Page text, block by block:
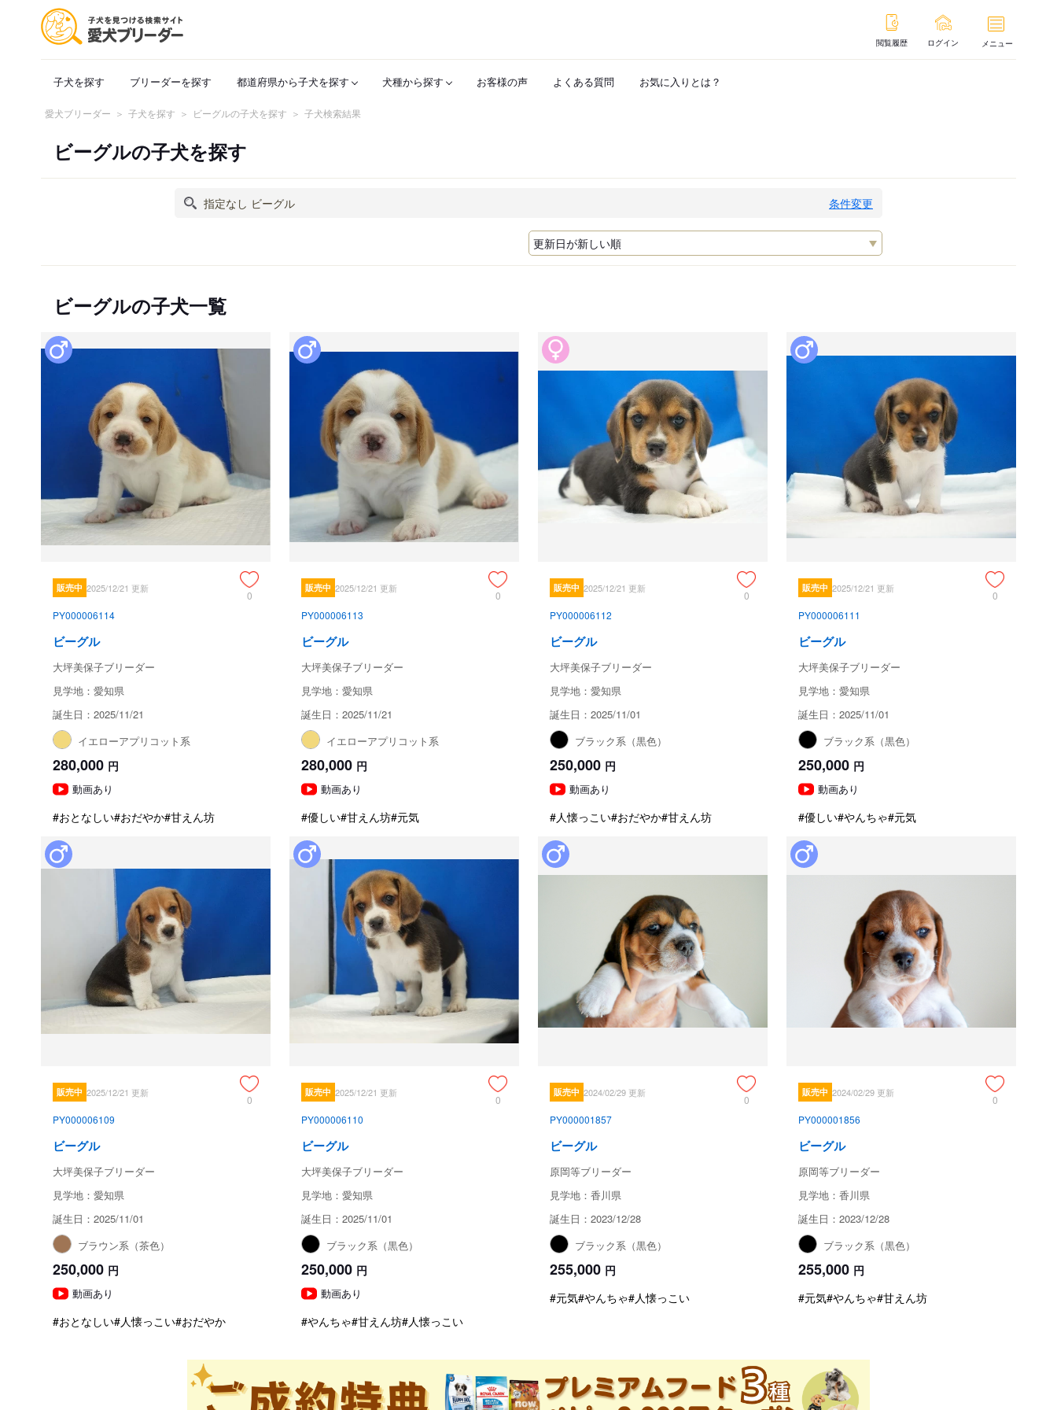
閲覧履歴 ログイン メニュー
子犬を探す ブリーダーを探す 都道府県から子犬を探す 犬種から探す お客様の声 よくある質問 お気に入りとは？
愛犬ブリーダー 子犬を探す ビーグルの子犬を探す 子犬検索結果
ビーグルの子犬を探す
条件変更
ビーグルの子犬一覧
販売中 2025/12/21 更新
0
PY000006114
ビーグル
大坪美保子ブリーダー
見学地：愛知県
誕生日：2025/11/21
イエローアプリコット系
280,000 円
動画あり
#おとなしい#おだやか#甘えん坊
販売中 2025/12/21 更新
0
PY000006113
ビーグル
大坪美保子ブリーダー
見学地：愛知県
誕生日：2025/11/21
イエローアプリコット系
280,000 円
動画あり
#優しい#甘えん坊#元気
販売中 2025/12/21 更新
0
PY000006112
ビーグル
大坪美保子ブリーダー
見学地：愛知県
誕生日：2025/11/01
ブラック系（黒色）
250,000 円
動画あり
#人懐っこい#おだやか#甘えん坊
販売中 2025/12/21 更新
0
PY000006111
ビーグル
大坪美保子ブリーダー
見学地：愛知県
誕生日：2025/11/01
ブラック系（黒色）
250,000 円
動画あり
#優しい#やんちゃ#元気
販売中 2025/12/21 更新
0
PY000006109
ビーグル
大坪美保子ブリーダー
見学地：愛知県
誕生日：2025/11/01
ブラウン系（茶色）
250,000 円
動画あり
#おとなしい#人懐っこい#おだやか
販売中 2025/12/21 更新
0
PY000006110
ビーグル
大坪美保子ブリーダー
見学地：愛知県
誕生日：2025/11/01
ブラック系（黒色）
250,000 円
動画あり
#やんちゃ#甘えん坊#人懐っこい
販売中 2024/02/29 更新
0
PY000001857
ビーグル
原岡等ブリーダー
見学地：香川県
誕生日：2023/12/28
ブラック系（黒色）
255,000 円
#元気#やんちゃ#人懐っこい
販売中 2024/02/29 更新
0
PY000001856
ビーグル
原岡等ブリーダー
見学地：香川県
誕生日：2023/12/28
ブラック系（黒色）
255,000 円
#元気#やんちゃ#甘えん坊